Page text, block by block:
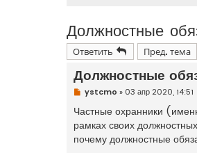
Должностные
Ответить Пред. тема
Должностные
Н
е
п
р
о
ч
и
ystcmo » 03 апр 2020, 14:51
Частные охранники
рамках своих
почему должностные